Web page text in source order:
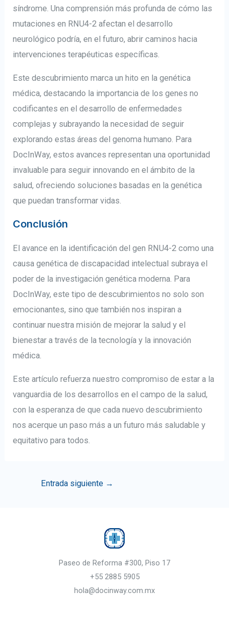
síndrome. Una comprensión más profunda de cómo las
mutaciones en RNU4-2 afectan el desarrollo
neurológico podría, en el futuro, abrir caminos hacia
intervenciones terapéuticas específicas.
Este descubrimiento marca un hito en la genética
médica, destacando la importancia de los genes no
codificantes en el desarrollo de enfermedades
complejas y subrayando la necesidad de seguir
explorando estas áreas del genoma humano. Para
DocInWay, estos avances representan una oportunidad
invaluable para seguir innovando en el ámbito de la
salud, ofreciendo soluciones basadas en la genética
que puedan transformar vidas.
Conclusión
El avance en la identificación del gen RNU4-2 como una
causa genética de discapacidad intelectual subraya el
poder de la investigación genética moderna. Para
DocInWay, este tipo de descubrimientos no solo son
emocionantes, sino que también nos inspiran a
continuar nuestra misión de mejorar la salud y el
bienestar a través de la tecnología y la innovación
médica.
Este artículo refuerza nuestro compromiso de estar a la
vanguardia de los desarrollos en el campo de la salud,
con la esperanza de que cada nuevo descubrimiento
nos acerque un paso más a un futuro más saludable y
equitativo para todos.
NavegaciónEntrada siguiente →
Paseo de Reforma #300, Piso 17
+55 2885 5905
hola@docinway.com.mx